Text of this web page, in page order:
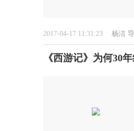
2017-04-17 11:31:23 杨洁
《西游记》为何30